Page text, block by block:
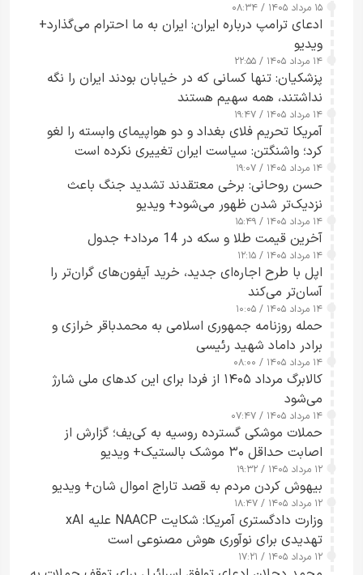
۱۵ مرداد ۱۴۰۵ / ۰۸:۳۴
ادعای ترامپ درباره ایران: ایران به ما احترام می‌گذارد+
ویدیو
۱۴ مرداد ۱۴۰۵ / ۲۲:۵۵
پزشکیان: تنها کسانی که در خیابان بودند ایران را نگه
نداشتند، همه سهیم هستند
۱۴ مرداد ۱۴۰۵ / ۱۹:۴۷
آمریکا تحریم فلای بغداد و دو هواپیمای وابسته را لغو
کرد؛ واشنگتن: سیاست ایران تغییری نکرده است
۱۴ مرداد ۱۴۰۵ / ۱۹:۰۷
حسن روحانی: برخی معتقدند تشدید جنگ باعث
نزدیک‌تر شدن ظهور می‌شود+ ویدیو
۱۴ مرداد ۱۴۰۵ / ۱۵:۴۹
آخرین قیمت طلا و سکه در 14 مرداد+ جدول
۱۴ مرداد ۱۴۰۵ / ۱۲:۱۵
اپل با طرح اجاره‌ای جدید، خرید آیفون‌های گران‌تر را
آسان‌تر می‌کند
۱۴ مرداد ۱۴۰۵ / ۱۰:۰۵
حمله روزنامه جمهوری اسلامی به محمدباقر خرازی و
برادر داماد شهید رئیسی
۱۴ مرداد ۱۴۰۵ / ۰۸:۰۰
کالابرگ مرداد ۱۴۰۵ از فردا برای این کدهای ملی شارژ
می‌شود
۱۴ مرداد ۱۴۰۵ / ۰۷:۴۷
حملات موشکی گسترده روسیه به کی‌یف؛ گزارش از
اصابت حداقل ۳۰ موشک بالستیک+ ویدیو
۱۲ مرداد ۱۴۰۵ / ۱۹:۳۲
بیهوش کردن مردم به قصد تاراج اموال شان+ ویدیو
۱۲ مرداد ۱۴۰۵ / ۱۸:۴۷
وزارت دادگستری آمریکا: شکایت NAACP علیه xAI
تهدیدی برای نوآوری هوش مصنوعی است
۱۲ مرداد ۱۴۰۵ / ۱۷:۲۱